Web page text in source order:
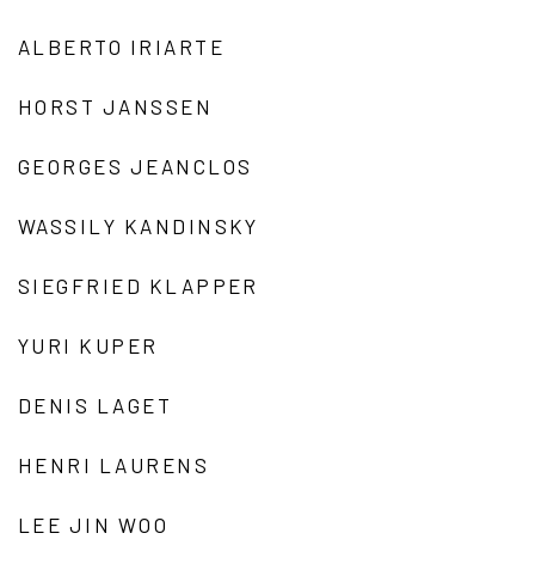
ALBERTO IRIARTE
HORST JANSSEN
GEORGES JEANCLOS
WASSILY KANDINSKY
SIEGFRIED KLAPPER
YURI KUPER
DENIS LAGET
HENRI LAURENS
LEE JIN WOO